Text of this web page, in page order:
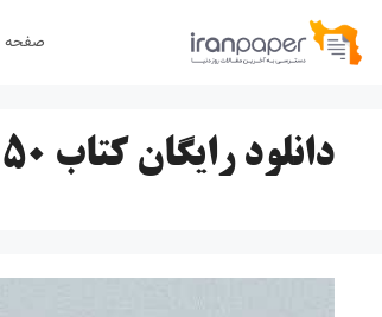
پرش
صفحه
دانلود رایگان کتاب ۵۰ سال عبادت